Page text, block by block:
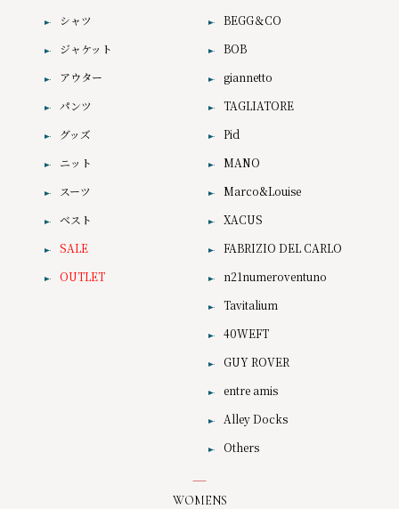
シャツ
ジャケット
アウター
パンツ
グッズ
ニット
スーツ
ベスト
SALE
OUTLET
BEGG＆CO
BOB
giannetto
TAGLIATORE
Pid
MANO
Marco&Louise
XACUS
FABRIZIO DEL CARLO
n21numeroventuno
Tavitalium
40WEFT
GUY ROVER
entre amis
Alley Docks
Others
WOMENS